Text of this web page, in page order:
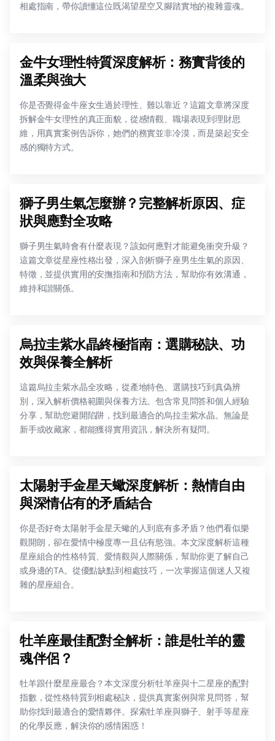
相處指南，帶你讀懂這位既渴望星空又腳踏實地的複雜靈魂。
金牛女理性特質深度解析：務實背後的
溫柔與強大
你是否覺得金牛座女生過於理性、難以靠近？這篇文章將深度
拆解金牛女理性的真正面貌，從感情觀、職場表現到理財思
維，用真實案例告訴你，她們的務實並非冷漠，而是築起安全
感的獨特方式。
獅子男生氣怎麼辦？完整解析原因、症
狀與應對全攻略
獅子男生氣時會有什麼表現？該如何應對才能避免衝突升級？
這篇文章從星座性格出發，深入剖析獅子座男生生氣的原因、
特徵，並提供實用的安撫指南和預防方法，幫助你有效溝通，
維持和諧關係。
烏拉圭紫水晶終極指南：選購秘訣、功
效與保養全解析
這篇烏拉圭紫水晶全攻略，從產地特色、選購技巧到真偽辨
別，深入解析價格範圍與保養方法。包含常見問答和個人經驗
分享，幫助您避開陷阱，找到最適合的烏拉圭紫水晶。無論是
新手或收藏家，都能獲得實用資訊，解決所有疑問。
太陽射手金星天蠍深度解析：熱情自由
與深情佔有的矛盾結合
你是否好奇太陽射手金星天蠍的人到底有多矛盾？他們看似樂
觀開朗，卻在愛情中極度專一且佔有慾強。本文深度解析這種
星座組合的性格特質、愛情觀與人際關係，幫助你更了解自己
或身邊的TA。從優點缺點到相處技巧，一次掌握這個迷人又複
雜的星座組合。
牡羊座最佳配對全解析：誰是牡羊的靈
魂伴侶？
牡羊跟什麼星座最合？本文深度分析牡羊座與十二星座的配對
指數，從性格特質到相處秘訣，提供真實案例與常見問答，幫
助你找到最適合的愛情夥伴。探索牡羊座與獅子、射手等星座
的化學反應，解決你的感情困惑！